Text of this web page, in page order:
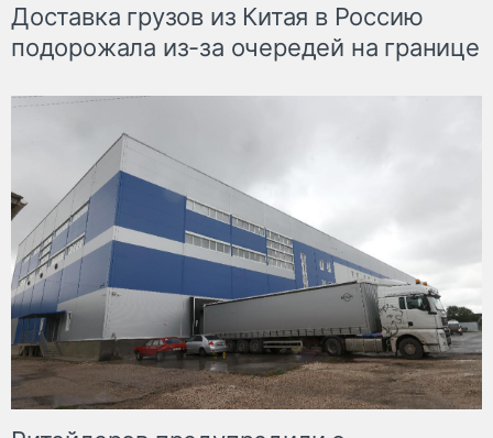
Доставка грузов из Китая в Россию
подорожала из-за очередей на границе